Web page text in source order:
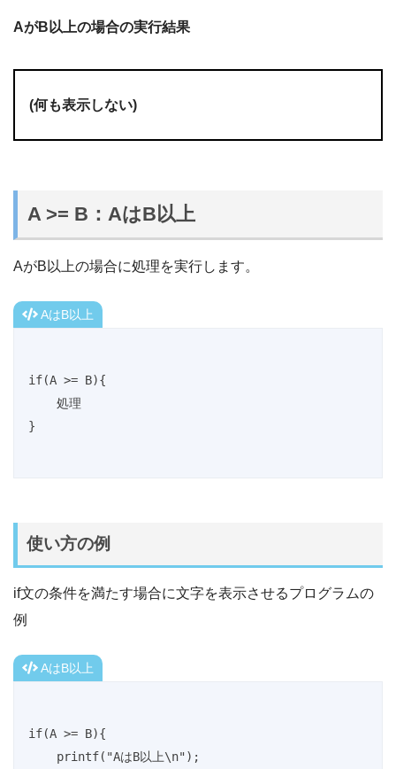
AがB以上の場合の実行結果
(何も表示しない)
A >= B：AはB以上
AがB以上の場合に処理を実行します。
AはB以上
if(A >= B){
}
使い方の例
if文の条件を満たす場合に文字を表示させるプログラムの
例
AはB以上
if(A >= B){